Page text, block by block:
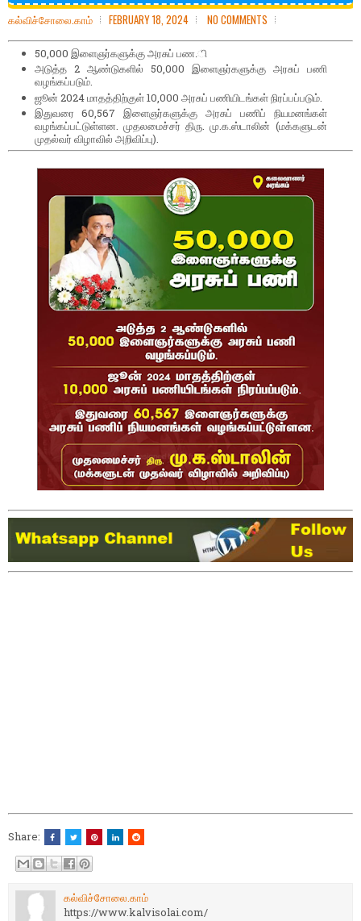
கல்விச்சோலை.காம் FEBRUARY 18, 2024 NO COMMENTS
50,000 இளைஞர்களுக்கு அரசுப் பண.ி
அடுத்த 2 ஆண்டுகளில் 50,000 இளைஞர்களுக்கு அரசுப் பணி
வழங்கப்படும்.
ஜூன் 2024 மாதத்திற்குள் 10,000 அரசுப் பணியிடங்கள் நிரப்பப்படும்.
இதுவரை 60,567 இளைஞர்களுக்கு அரசுப் பணிப் நியமனங்கள்
வழங்கப்பட்டுள்ளன. முதலமைச்சர் திரு. மு.க.ஸ்டாலின் (மக்களுடன்
முதல்வர் விழாவில் அறிவிப்பு).
Share:
கல்விச்சோலை.காம்
https://www.kalvisolai.com/